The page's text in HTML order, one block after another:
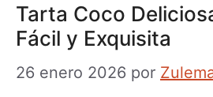
Tarta Coco
Fácil y Exquisita
26 enero 2026 por